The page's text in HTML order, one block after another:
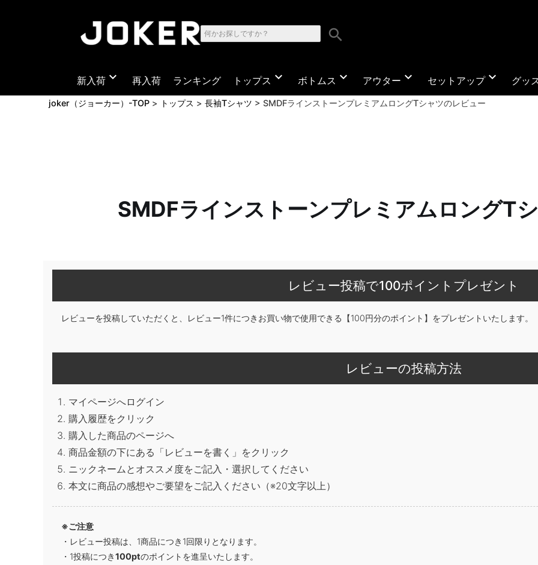
search
新入荷 expand_more 再入荷 ランキング トップス expand_more ボトムス expand_more アウター expand_more セットアップexpand_more グッ
joker（ジョーカー）-TOP トップス 長袖Tシャツ SMDFラインストーンプレミアムロングTシャツのレビュー
SMDFラインストーンプレミアムロングT
レビュー投稿で100ポイントプレゼント
レビューを投稿していただくと、レビュー1件につきお買い物で使用できる【100円分のポイント】をプレゼントいたします。
レビューの投稿方法
マイページへログイン
購入履歴をクリック
購入した商品のページへ
商品金額の下にある「レビューを書く」をクリック
ニックネームとオススメ度をご記入・選択してください
本文に商品の感想やご要望をご記入ください（※20文字以上）
※ご注意
・レビュー投稿は、1商品につき1回限りとなります。
・1投稿につき100ptのポイントを進呈いたします。